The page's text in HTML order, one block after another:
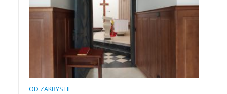
OD ZAKRYSTII